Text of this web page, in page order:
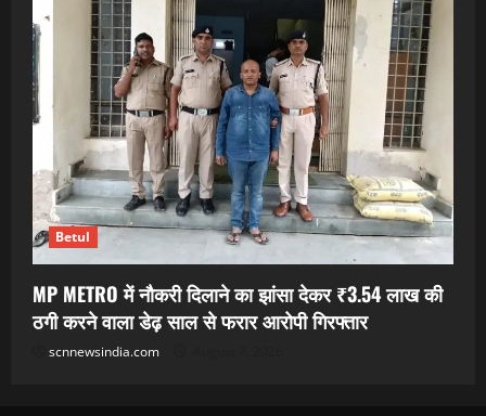
Betul
MP METRO में नौकरी दिलाने का झांसा देकर ₹3.54 लाख की
ठगी करने वाला डेढ़ साल से फरार आरोपी गिरफ्तार
scnnewsindia.com